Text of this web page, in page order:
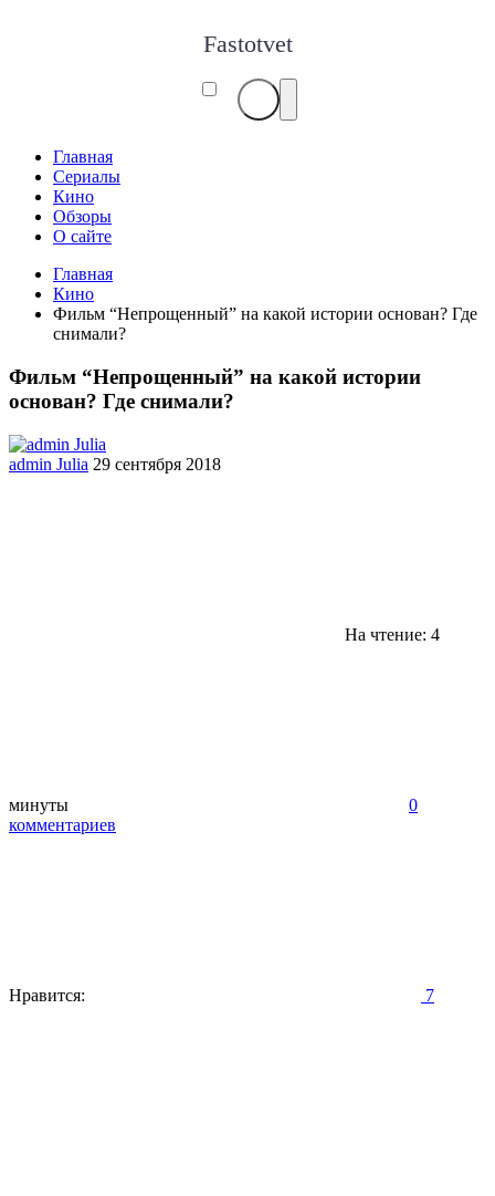
Fastotvet
Главная
Сериалы
Кино
Обзоры
О сайте
Главная
Кино
Фильм “Непрощенный” на какой истории основан? Где
снимали?
Фильм “Непрощенный” на какой истории
основан? Где снимали?
admin Julia 29 сентября 2018
На чтение: 4
минуты
0
комментариев
Нравится: 7